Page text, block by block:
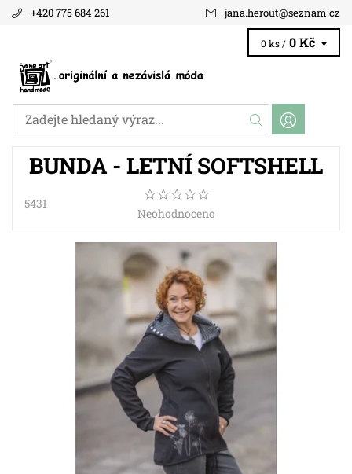
+420 775 684 261 jana.herout@seznam.cz
0 ks / 0 Kč
BUNDA - LETNÍ SOFTSHELL
5431
Neohodnoceno